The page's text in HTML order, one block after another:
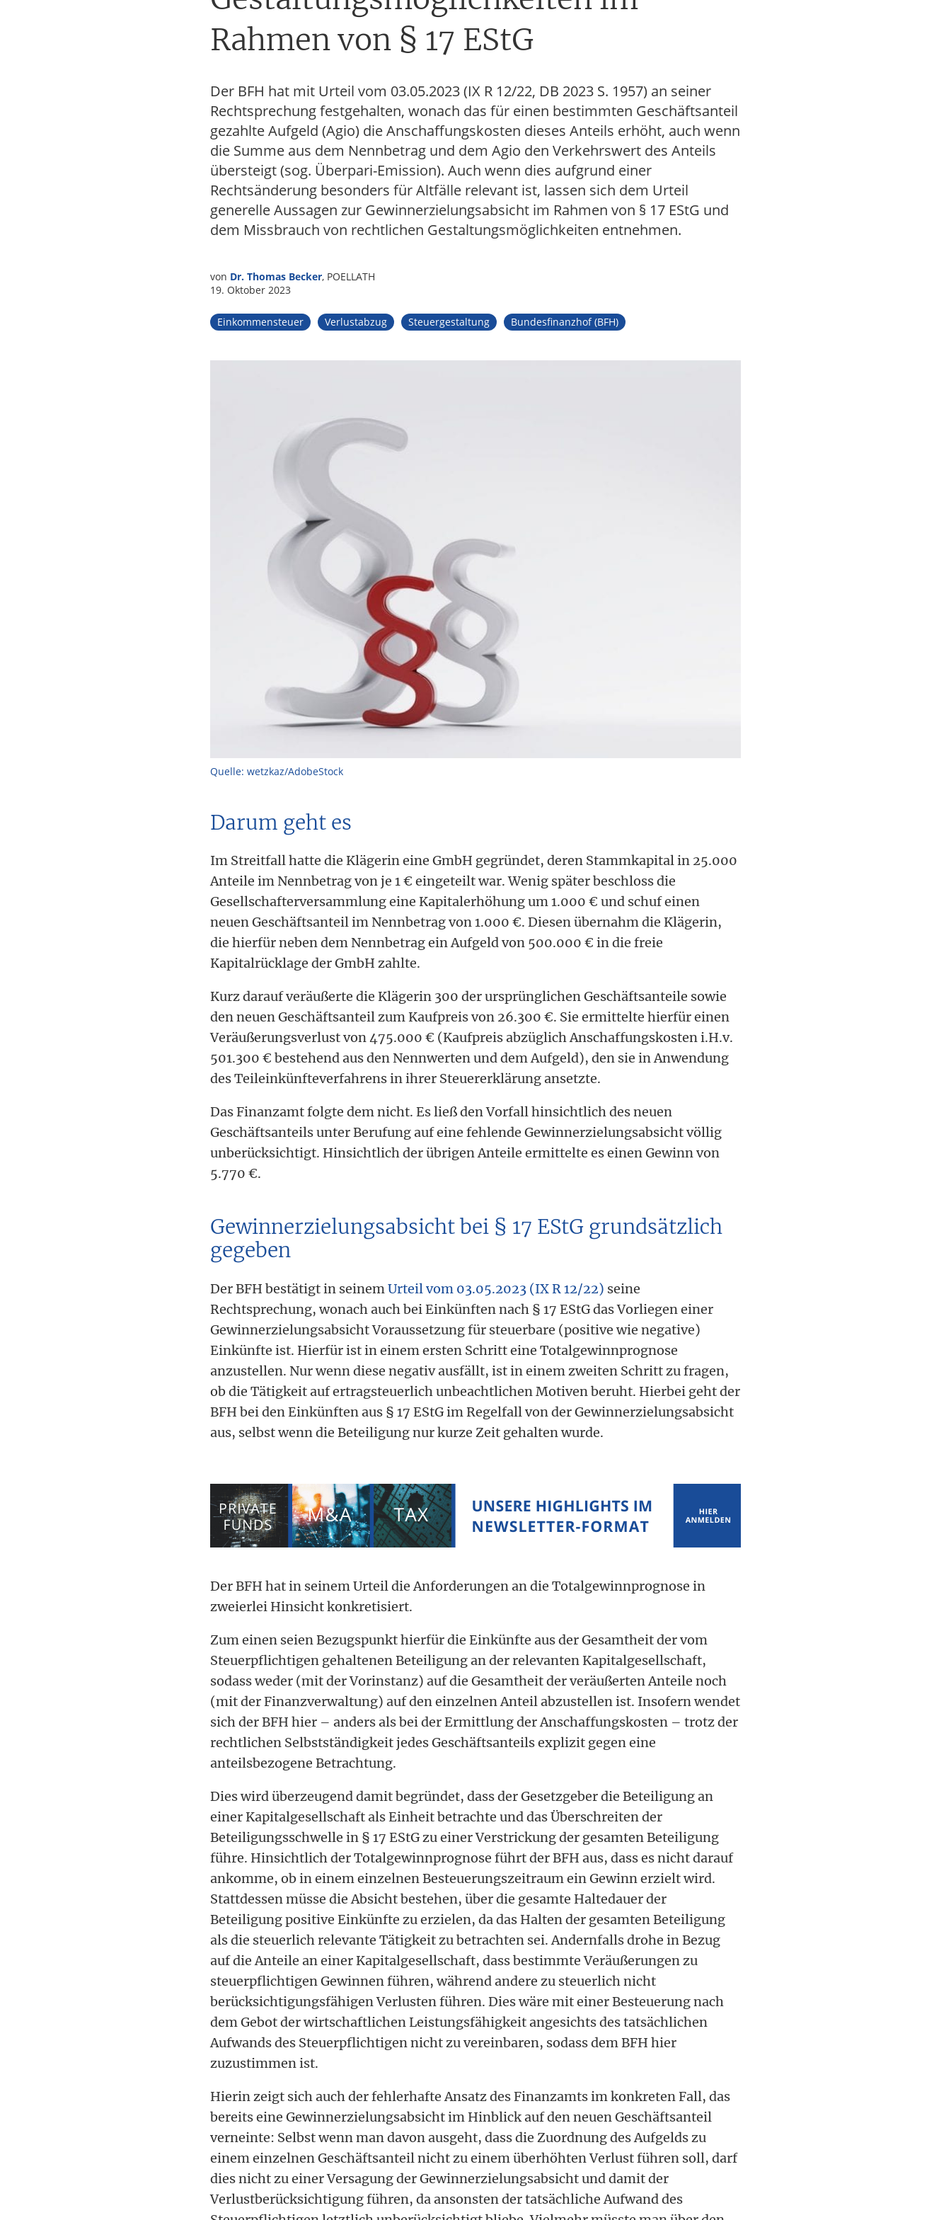
Rahmen von § 17 EStG
Der BFH hat mit Urteil vom 03.05.2023 (IX R 12/22, DB 2023 S. 1957) an seiner
Rechtsprechung festgehalten, wonach das für einen bestimmten Geschäftsanteil
gezahlte Aufgeld (Agio) die Anschaffungskosten dieses Anteils erhöht, auch wenn
die Summe aus dem Nennbetrag und dem Agio den Verkehrswert des Anteils
übersteigt (sog. Überpari-Emission). Auch wenn dies aufgrund einer
Rechtsänderung besonders für Altfälle relevant ist, lassen sich dem Urteil
generelle Aussagen zur Gewinnerzielungsabsicht im Rahmen von § 17 EStG und
dem Missbrauch von rechtlichen Gestaltungsmöglichkeiten entnehmen.
von Dr. Thomas Becker, POELLATH
19. Oktober 2023
Einkommensteuer Verlustabzug Steuergestaltung Bundesfinanzhof (BFH)
Quelle: wetzkaz/AdobeStock
Darum geht es
Im Streitfall hatte die Klägerin eine GmbH gegründet, deren Stammkapital in 25.000
Anteile im Nennbetrag von je 1 € eingeteilt war. Wenig später beschloss die
Gesellschafterversammlung eine Kapitalerhöhung um 1.000 € und schuf einen
neuen Geschäftsanteil im Nennbetrag von 1.000 €. Diesen übernahm die Klägerin,
die hierfür neben dem Nennbetrag ein Aufgeld von 500.000 € in die freie
Kapitalrücklage der GmbH zahlte.
Kurz darauf veräußerte die Klägerin 300 der ursprünglichen Geschäftsanteile sowie
den neuen Geschäftsanteil zum Kaufpreis von 26.300 €. Sie ermittelte hierfür einen
Veräußerungsverlust von 475.000 € (Kaufpreis abzüglich Anschaffungskosten i.H.v.
501.300 € bestehend aus den Nennwerten und dem Aufgeld), den sie in Anwendung
des Teileinkünfteverfahrens in ihrer Steuererklärung ansetzte.
Das Finanzamt folgte dem nicht. Es ließ den Vorfall hinsichtlich des neuen
Geschäftsanteils unter Berufung auf eine fehlende Gewinnerzielungsabsicht völlig
unberücksichtigt. Hinsichtlich der übrigen Anteile ermittelte es einen Gewinn von
5.770 €.
Gewinnerzielungsabsicht bei § 17 EStG grundsätzlich
gegeben
Der BFH bestätigt in seinemUrteil vom 03.05.2023 (IX R 12/22) seine
Rechtsprechung, wonach auch bei Einkünften nach § 17 EStG das Vorliegen einer
Gewinnerzielungsabsicht Voraussetzung für steuerbare (positive wie negative)
Einkünfte ist. Hierfür ist in einem ersten Schritt eine Totalgewinnprognose
anzustellen. Nur wenn diese negativ ausfällt, ist in einem zweiten Schritt zu fragen,
ob die Tätigkeit auf ertragsteuerlich unbeachtlichen Motiven beruht. Hierbei geht der
BFH bei den Einkünften aus § 17 EStG im Regelfall von der Gewinnerzielungsabsicht
aus, selbst wenn die Beteiligung nur kurze Zeit gehalten wurde.
Der BFH hat in seinem Urteil die Anforderungen an die Totalgewinnprognose in
zweierlei Hinsicht konkretisiert.
Zum einen seien Bezugspunkt hierfür die Einkünfte aus der Gesamtheit der vom
Steuerpflichtigen gehaltenen Beteiligung an der relevanten Kapitalgesellschaft,
sodass weder (mit der Vorinstanz) auf die Gesamtheit der veräußerten Anteile noch
(mit der Finanzverwaltung) auf den einzelnen Anteil abzustellen ist. Insofern wendet
sich der BFH hier – anders als bei der Ermittlung der Anschaffungskosten – trotz der
rechtlichen Selbstständigkeit jedes Geschäftsanteils explizit gegen eine
anteilsbezogene Betrachtung.
Dies wird überzeugend damit begründet, dass der Gesetzgeber die Beteiligung an
einer Kapitalgesellschaft als Einheit betrachte und das Überschreiten der
Beteiligungsschwelle in § 17 EStG zu einer Verstrickung der gesamten Beteiligung
führe. Hinsichtlich der Totalgewinnprognose führt der BFH aus, dass es nicht darauf
ankomme, ob in einem einzelnen Besteuerungszeitraum ein Gewinn erzielt wird.
Stattdessen müsse die Absicht bestehen, über die gesamte Haltedauer der
Beteiligung positive Einkünfte zu erzielen, da das Halten der gesamten Beteiligung
als die steuerlich relevante Tätigkeit zu betrachten sei. Andernfalls drohe in Bezug
auf die Anteile an einer Kapitalgesellschaft, dass bestimmte Veräußerungen zu
steuerpflichtigen Gewinnen führen, während andere zu steuerlich nicht
berücksichtigungsfähigen Verlusten führen. Dies wäre mit einer Besteuerung nach
dem Gebot der wirtschaftlichen Leistungsfähigkeit angesichts des tatsächlichen
Aufwands des Steuerpflichtigen nicht zu vereinbaren, sodass dem BFH hier
zuzustimmen ist.
Hierin zeigt sich auch der fehlerhafte Ansatz des Finanzamts im konkreten Fall, das
bereits eine Gewinnerzielungsabsicht im Hinblick auf den neuen Geschäftsanteil
verneinte: Selbst wenn man davon ausgeht, dass die Zuordnung des Aufgelds zu
einem einzelnen Geschäftsanteil nicht zu einem überhöhten Verlust führen soll, darf
dies nicht zu einer Versagung der Gewinnerzielungsabsicht und damit der
Verlustberücksichtigung führen, da ansonsten der tatsächliche Aufwand des